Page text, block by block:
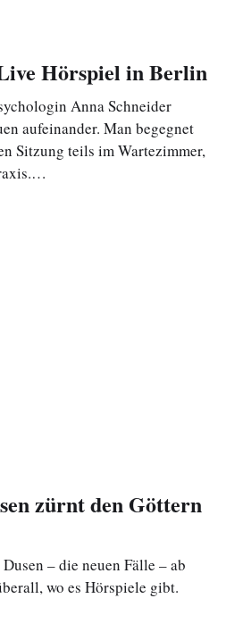
Hörspiel in Berlin
Anna Schneider
aufeinander. Man begegnet
Sitzung teils im Wartezimmer,
zürnt den Göttern
– die neuen Fälle – ab
wo es Hörspiele gibt.